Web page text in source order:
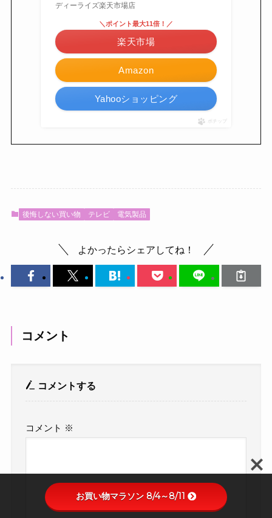
ディーライズ楽天市場店
Amazon
＼ポイント最大11倍！／
楽天市場
Yahooショッピング
ポチップ
後悔しない買い物 テレビ 電気製品
よかったらシェアしてね！
コメント
コメントする
コメント ※
お買い物マラソン 8/4～8/11